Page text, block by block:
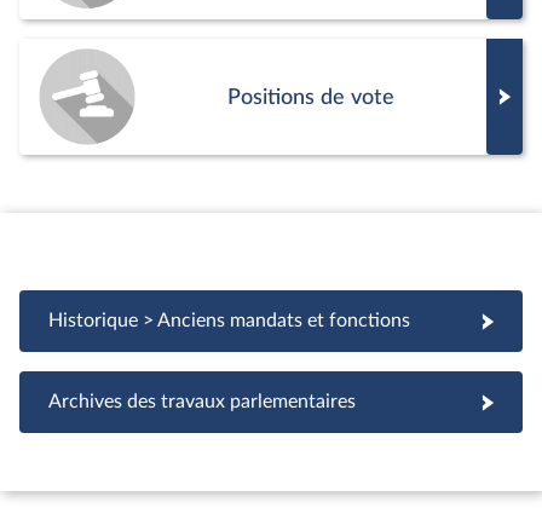
Positions de vote
Historique > Anciens mandats et fonctions
Archives des travaux parlementaires